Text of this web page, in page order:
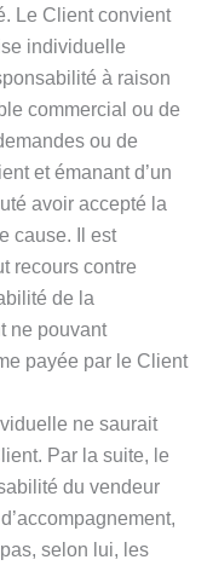
Le Client convient
individuelle
à raison
commercial ou de
ou de
et émanant d’un
avoir accepté la
cause. Il est
recours contre
de la
ne pouvant
payée par le Client
ne saurait
Par la suite, le
du vendeur
selon lui, les